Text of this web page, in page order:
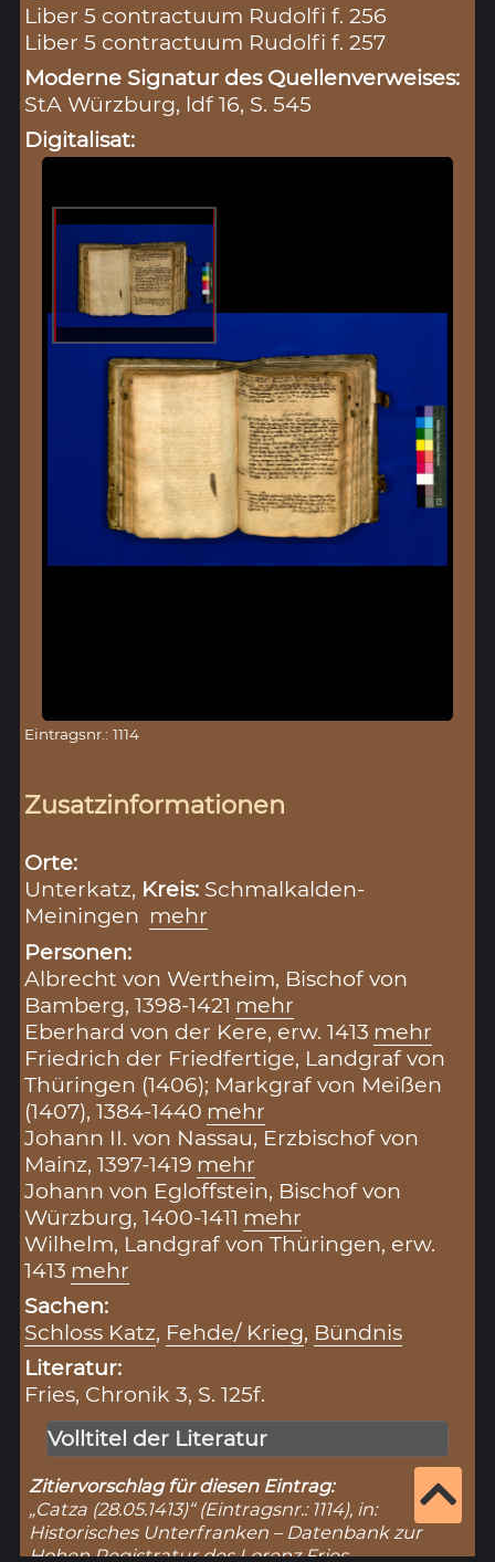
Liber 5 contractuum Rudolfi f. 256
Liber 5 contractuum Rudolfi f. 257
Moderne Signatur des Quellenverweises:
StA Würzburg, ldf 16, S. 545
Digitalisat:
Eintragsnr.: 1114
Zusatzinformationen
Orte:
Unterkatz, Kreis: Schmalkalden-
Meiningen mehr
Personen:
Albrecht von Wertheim, Bischof von
Bamberg, 1398-1421 mehr
Eberhard von der Kere, erw. 1413 mehr
Friedrich der Friedfertige, Landgraf von
Thüringen (1406); Markgraf von Meißen
(1407), 1384-1440 mehr
Johann II. von Nassau, Erzbischof von
Mainz, 1397-1419 mehr
Johann von Egloffstein, Bischof von
Würzburg, 1400-1411 mehr
Wilhelm, Landgraf von Thüringen, erw.
1413 mehr
Sachen:
Schloss Katz, Fehde/ Krieg, Bündnis
Literatur:
Fries, Chronik 3, S. 125f.
Volltitel der Literatur
Zitiervorschlag für diesen Eintrag:
„Catza (28.05.1413)“ (Eintragsnr.: 1114), in:
Historisches Unterfranken – Datenbank zur
Hohen Registratur des Lorenz Fries,